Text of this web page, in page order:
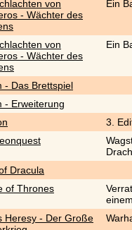
von
- Wächter des
Ein
von
- Wächter des
Ein
- Das Brettspiel
- Erweiterung
3.
Dracula
of Thrones
Heresy - Der Große